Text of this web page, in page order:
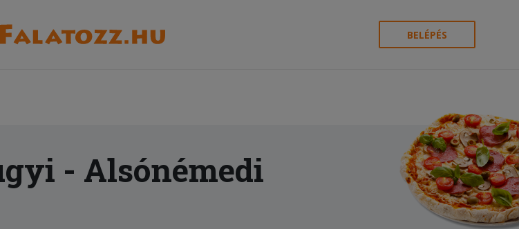
BELÉPÉS
- Alsónémedi